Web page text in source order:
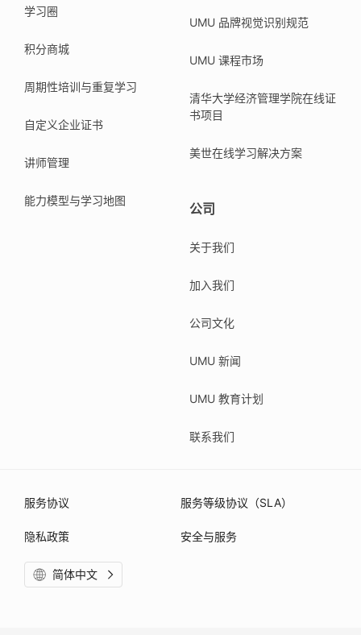
学习圈
积分商城
周期性培训与重复学习
自定义企业证书
讲师管理
能力模型与学习地图
UMU 品牌视觉识别规范
UMU 课程市场
清华大学经济管理学院在线证
书项目
美世在线学习解决方案
公司
关于我们
加入我们
公司文化
UMU 新闻
UMU 教育计划
联系我们
服务协议 服务等级协议（SLA）
隐私政策 安全与服务
简体中文